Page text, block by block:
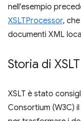
nell'esempio
XSLTProcessor,
documenti XML
Storia di XSLT
XSLT è stato
Consortium (W3C) il